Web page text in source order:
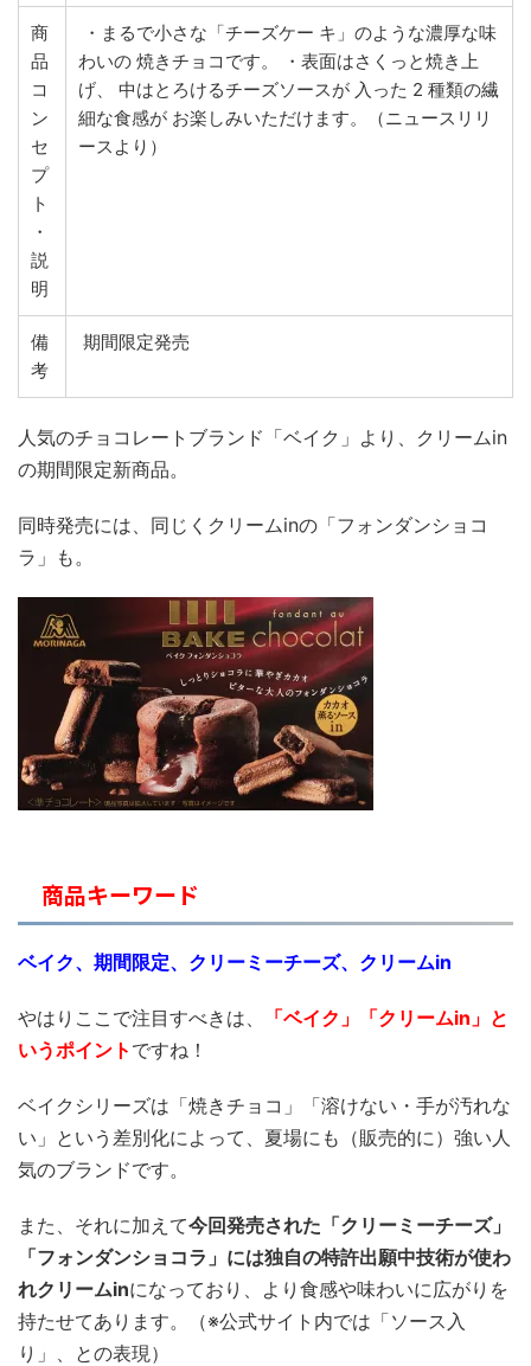
商
品
コ
ン
セ
プ
ト
・
説
明
・まるで小さな「チーズケー キ」のような濃厚な味
わいの 焼きチョコです。 ・表面はさくっと焼き上
げ、 中はとろけるチーズソースが 入った 2 種類の繊
細な食感が お楽しみいただけます。（ニュースリリ
ースより）
備
考
期間限定発売
人気のチョコレートブランド「ベイク」より、クリームin
の期間限定新商品。
同時発売には、同じくクリームinの「フォンダンショコ
ラ」も。
商品キーワード
ベイク、期間限定、クリーミーチーズ、クリームin
やはりここで注目すべきは、 「ベイク 」「クリームin」と
いうポイント ですね！
ベイクシリーズは「焼きチョコ」「溶けない・手が汚れな
い」という差別化によって、夏場にも（販売的に）強い人
気のブランドです。
また、それに加えて今回発売された「クリーミーチーズ」
「フォンダンショコラ」には独自の特許出願中技術が使わ
れクリームinになっており、より食感や味わいに広がりを
持たせてあります。（※公式サイト内では「ソース入
り」、との表現）